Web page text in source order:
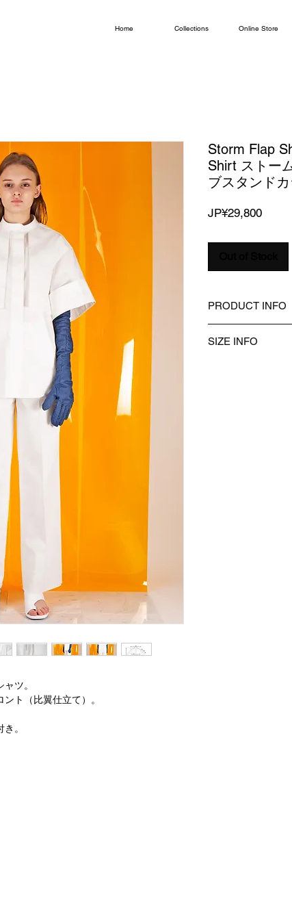
Home Collections Online Store
ツ。
ト（比翼仕立て）。
。
Storm Flap
Shirt ストー
ブスタンド
JP¥29,800Price
PRODUCT INFO
表地：表地：
SIZE INFO